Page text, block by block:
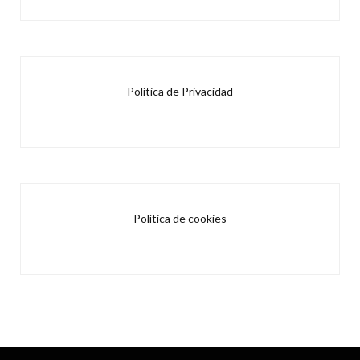
Política de Privacidad
Política de cookies